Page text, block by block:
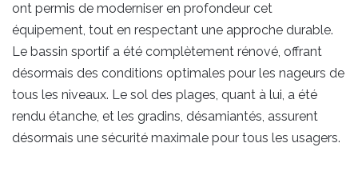
ont permis de moderniser en profondeur cet
équipement, tout en respectant une approche durable.
Le bassin sportif a été complètement rénové, offrant
désormais des conditions optimales pour les nageurs de
tous les niveaux. Le sol des plages, quant à lui, a été
rendu étanche, et les gradins, désamiantés, assurent
désormais une sécurité maximale pour tous les usagers.